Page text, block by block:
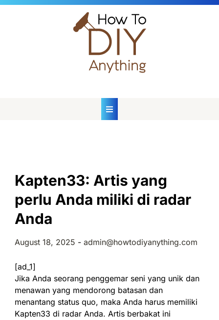
Skip
Kapten33: Artis yang
perlu Anda miliki di radar
Anda
August 18, 2025 - admin@howtodiyanything.com
[ad_1]
Jika Anda seorang penggemar seni yang unik dan
menawan yang mendorong batasan dan
menantang status quo, maka Anda harus memiliki
Kapten33 di radar Anda. Artis berbakat ini